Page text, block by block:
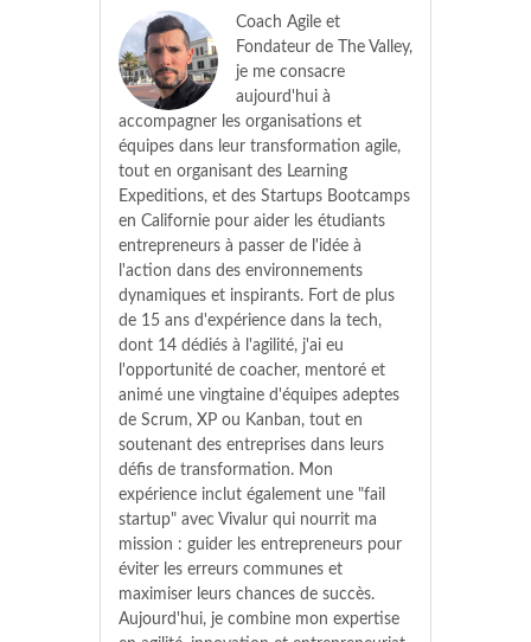
Coach Agile et
Fondateur de The Valley,
je me consacre
aujourd'hui à
accompagner les organisations et
équipes dans leur transformation agile,
tout en organisant des Learning
Expeditions, et des Startups Bootcamps
en Californie pour aider les étudiants
entrepreneurs à passer de l'idée à
l'action dans des environnements
dynamiques et inspirants. Fort de plus
de 15 ans d'expérience dans la tech,
dont 14 dédiés à l'agilité, j'ai eu
l'opportunité de coacher, mentoré et
animé une vingtaine d'équipes adeptes
de Scrum, XP ou Kanban, tout en
soutenant des entreprises dans leurs
défis de transformation. Mon
expérience inclut également une "fail
startup" avec Vivalur qui nourrit ma
mission : guider les entrepreneurs pour
éviter les erreurs communes et
maximiser leurs chances de succès.
Aujourd'hui, je combine mon expertise